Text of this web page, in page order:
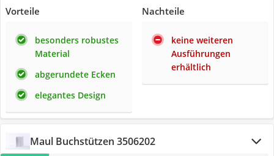
Vorteile
besonders robustes
Material
abgerundete Ecken
elegantes Design
Nachteile
keine weiteren
Ausführungen
erhältlich
Maul Buchstützen 3506202